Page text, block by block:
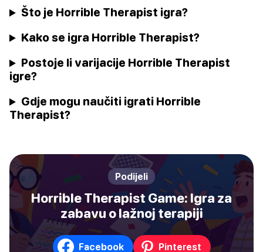
Što je Horrible Therapist igra?
Kako se igra Horrible Therapist?
Postoje li varijacije Horrible Therapist
igre?
Gdje mogu naučiti igrati Horrible
Therapist?
Podijeli
Horrible Therapist Game: Igra za
zabavu o lažnoj terapiji
Facebook Pinterest